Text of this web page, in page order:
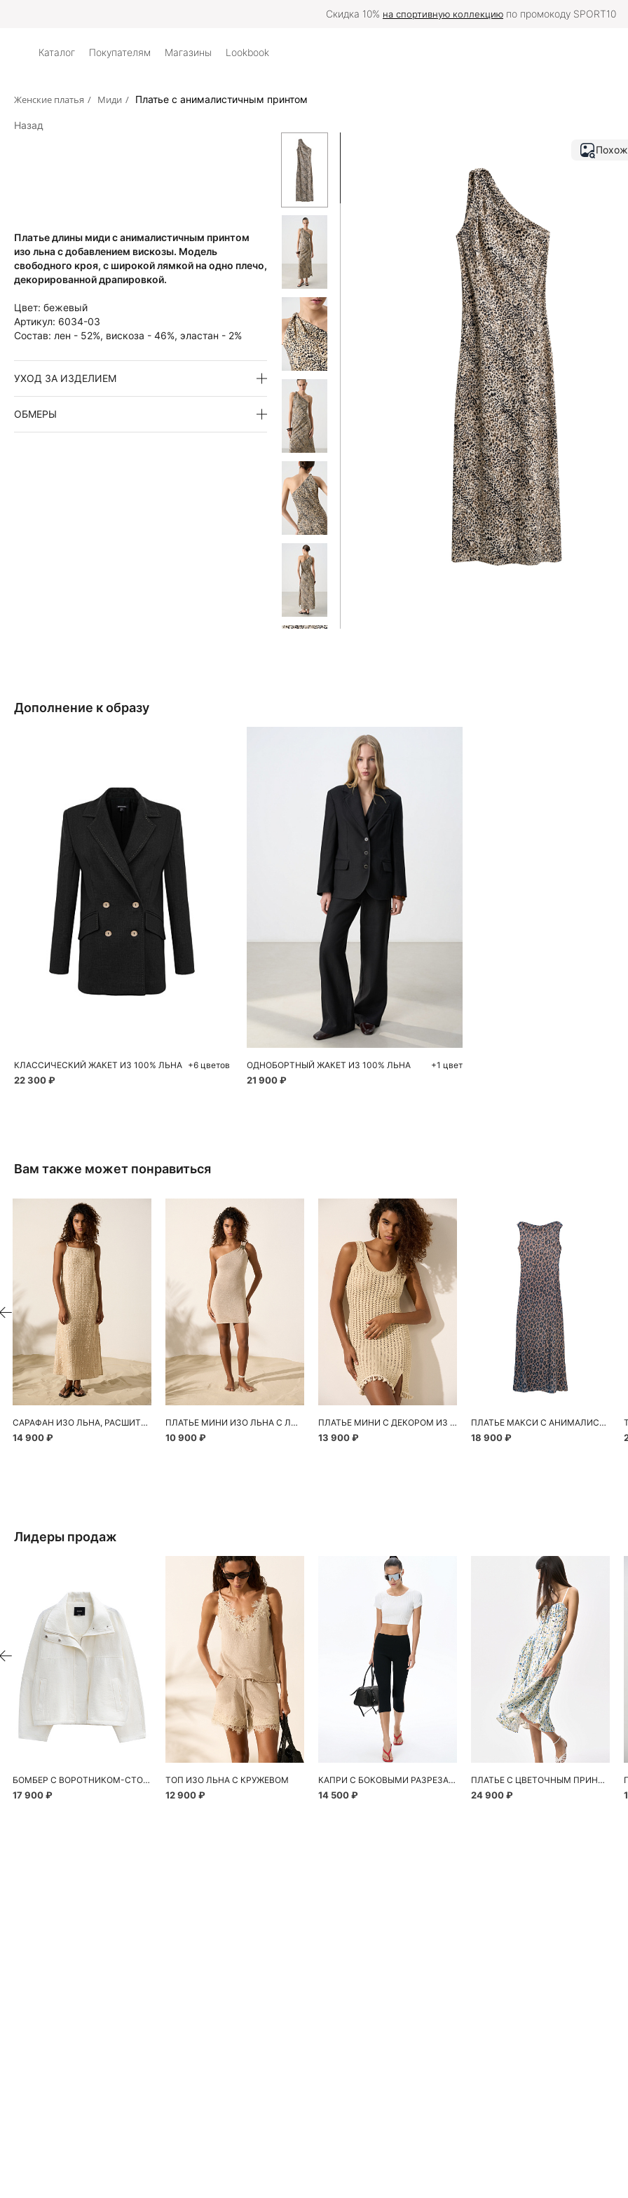
Скидка 10% на спортивную коллекцию по промокоду SPORT10
Каталог Покупателям Магазины Lookbook
Женские платья / Миди / Платье с анималистичным принтом
Назад
Платье длины миди с анималистичным принтом
изо льна с добавлением вискозы. Модель
свободного кроя, с широкой лямкой на одно плечо,
декорированной драпировкой.
Цвет: бежевый
Артикул: 6034-03
Состав: лен - 52%, вискоза - 46%, эластан - 2%
УХОД ЗА ИЗДЕЛИЕМ
ОБМЕРЫ
Дополнение к образу
Добавить в корзину
КЛАССИЧЕСКИЙ ЖАКЕТ ИЗ 100% ЛЬНА
22 300 ₽
+6 цветов
Добавить в корзину
42 44 46
ОДНОБОРТНЫЙ ЖАКЕТ ИЗ 100% ЛЬНА
21 900 ₽
+1 цвет
Вам также может понравиться
САРАФАН ИЗО ЛЬНА, РАСШИТЫЙ ПАЙЕТКАМИ
14 900 ₽
ПЛАТЬЕ МИНИ ИЗО ЛЬНА С ЛЮРЕКСОМ
10 900 ₽
ПЛАТЬЕ МИНИ С ДЕКОРОМ ИЗ РАКУШЕК
13 900 ₽
ПЛАТЬЕ МАКСИ С АНИМАЛИСТИЧНЫМ ПРИНТОМ
18 900 ₽
Лидеры продаж
БОМБЕР С ВОРОТНИКОМ-СТОЙКОЙ
17 900 ₽
ТОП ИЗО ЛЬНА С КРУЖЕВОМ
12 900 ₽
КАПРИ С БОКОВЫМИ РАЗРЕЗАМИ
14 500 ₽
ПЛАТЬЕ С ЦВЕТОЧНЫМ ПРИНТОМ
24 900 ₽